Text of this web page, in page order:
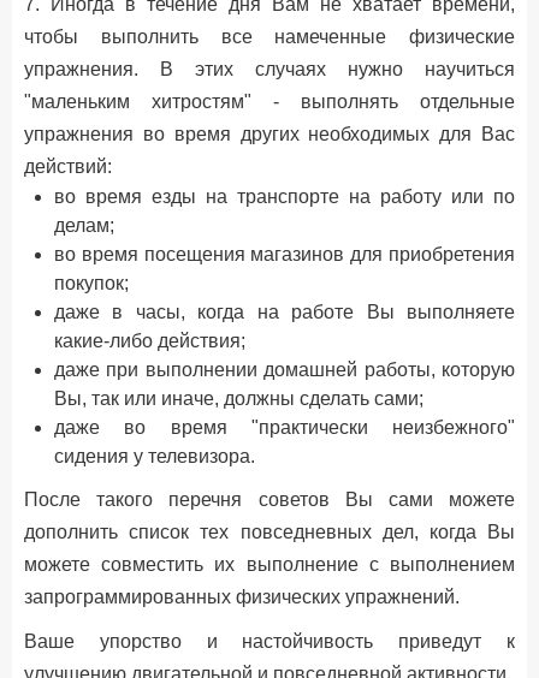
7. Иногда в течение дня Вам не хватает времени,
чтобы выполнить все намеченные физические
упражнения. В этих случаях нужно научиться
"маленьким хитростям" - выполнять отдельные
упражнения во время других необходимых для Вас
действий:
во время езды на транспорте на работу или по
делам;
во время посещения магазинов для приобретения
покупок;
даже в часы, когда на работе Вы выполняете
какие-либо действия;
даже при выполнении домашней работы, которую
Вы, так или иначе, должны сделать сами;
даже во время "практически неизбежного"
сидения у телевизора.
После такого перечня советов Вы сами можете
дополнить список тех повседневных дел, когда Вы
можете совместить их выполнение с выполнением
запрограммированных физических упражнений.
Ваше упорство и настойчивость приведут к
улучшению двигательной и повседневной активности.